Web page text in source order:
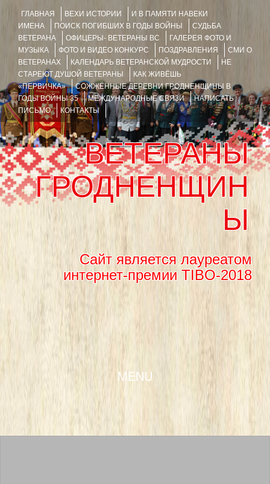
ГЛАВНАЯ ВЕХИ ИСТОРИИ
И В ПАМЯТИ НАВЕКИ
ИМЕНА
ПОИСК ПОГИБШИХ В ГОДЫ ВОЙНЫ
СУДЬБА
ВЕТЕРАНА
ОФИЦЕРЫ- ВЕТЕРАНЫ ВС
ГАЛЕРЕЯ ФОТО И
МУЗЫКА
ФОТО И ВИДЕО КОНКУРС ПОЗДРАВЛЕНИЯ
СМИ О
ВЕТЕРАНАХ
КАЛЕНДАРЬ ВЕТЕРАНСКОЙ МУДРОСТИ
НЕ
СТАРЕЮТ ДУШОЙ ВЕТЕРАНЫ
КАК ЖИВЁШЬ
«ПЕРВИЧКА»
СОЖЖЁННЫЕ ДЕРЕВНИ ГРОДНЕНЩИНЫ В
ГОДЫ ВОЙНЫ 35
МЕЖДУНАРОДНЫЕ СВЯЗИ
НАПИСАТЬ
ПИСЬМО
КОНТАКТЫ
ВЕТЕРАНЫ
ГРОДНЕНЩИН
Ы
Сайт является лауреатом
интернет-премии TIBO-2018
MENU
SKIP TO CONTENT